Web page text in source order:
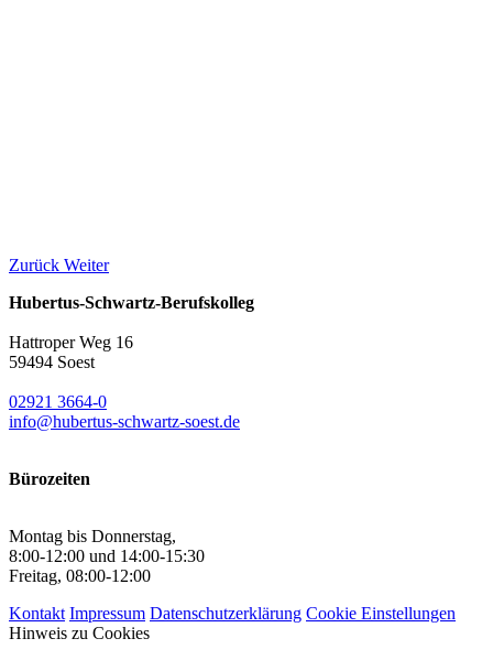
Zurück Weiter
Hubertus-Schwartz-Berufskolleg
Hattroper Weg 16
59494 Soest
02921 3664-0
info@hubertus-schwartz-soest.de
Bürozeiten
Montag bis Donnerstag,
8:00-12:00 und 14:00-15:30
Freitag, 08:00-12:00
Kontakt Impressum Datenschutzerklärung Cookie Einstellungen
Hinweis zu Cookies